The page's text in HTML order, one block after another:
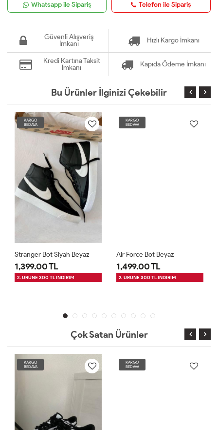
Whatsapp ile Sipariş Telefon ile Sipariş
Güvenli Alışveriş
İmkanı
Hızlı Kargo İmkanı
Kredi Kartına Taksit
İmkanı
Kapıda Ödeme İmkanı
Bu Ürünler İlginizi Çekebilir
KARGO
BEDAVA
Stranger Bot Siyah Beyaz
1,399.00 TL
2. ÜRÜNE 300 TL İNDİRİM
KARGO
BEDAVA
Air Force Bot Beyaz
1,499.00 TL
2. ÜRÜNE 300 TL İNDİRİM
Çok Satan Ürünler
KARGO
BEDAVA
KARGO
BEDAVA